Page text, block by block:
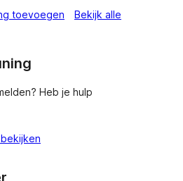
toevoegen Bekijk alle
Heb je hulp